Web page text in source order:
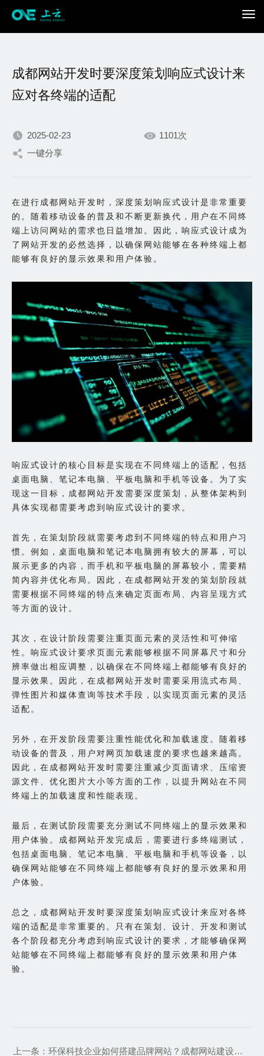
我们不断积累持续专注，
出色的你。
成都网站开发时要深度策划响应式设计来
应对各终端的适配
2025-02-23
1101次
一键分享
在进行成都网站开发时，深度策划响应式设计是非常重要
的。随着移动设备的普及和不断更新换代，用户在不同终
端上访问网站的需求也日益增加。因此，响应式设计成为
了网站开发的必然选择，以确保网站能够在各种终端上都
能够有良好的显示效果和用户体验。
响应式设计的核心目标是实现在不同终端上的适配，包括
桌面电脑、笔记本电脑、平板电脑和手机等设备。为了实
现这一目标，成都网站开发需要深度策划，从整体架构到
具体实现都需要考虑到响应式设计的要求。
首先，在策划阶段就需要考虑到不同终端的特点和用户习
惯。例如，桌面电脑和笔记本电脑拥有较大的屏幕，可以
展示更多的内容，而手机和平板电脑的屏幕较小，需要精
简内容并优化布局。因此，在成都网站开发的策划阶段就
需要根据不同终端的特点来确定页面布局、内容呈现方式
等方面的设计。
其次，在设计阶段需要注重页面元素的灵活性和可伸缩
性。响应式设计要求页面元素能够根据不同屏幕尺寸和分
辨率做出相应调整，以确保在不同终端上都能够有良好的
显示效果。因此，在成都网站开发时需要采用流式布局、
弹性图片和媒体查询等技术手段，以实现页面元素的灵活
适配。
另外，在开发阶段需要注重性能优化和加载速度。随着移
动设备的普及，用户对网页加载速度的要求也越来越高。
因此，在成都网站开发时需要注重减少页面请求、压缩资
源文件、优化图片大小等方面的工作，以提升网站在不同
终端上的加载速度和性能表现。
最后，在测试阶段需要充分测试不同终端上的显示效果和
用户体验。成都网站开发完成后，需要进行多终端测试，
包括桌面电脑、笔记本电脑、平板电脑和手机等设备，以
确保网站能够在不同终端上都能够有良好的显示效果和用
户体验。
总之，成都网站开发时要深度策划响应式设计来应对各终
端的适配是非常重要的。只有在策划、设计、开发和测试
各个阶段都充分考虑到响应式设计的要求，才能够确保网
站能够在不同终端上都能够有良好的显示效果和用户体
验。
上一条： 环保科技企业如何搭建品牌网站？成都网站建设公司教您三招不踩坑